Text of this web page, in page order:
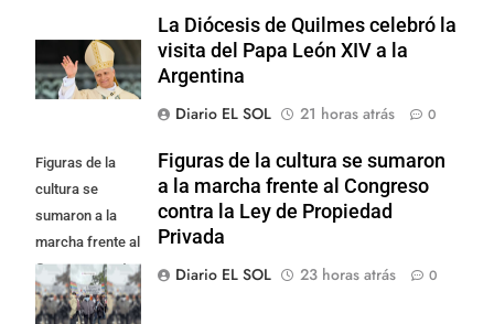
La Diócesis de Quilmes celebró la
visita del Papa León XIV a la
Argentina
Diario EL SOL
21 horas atrás 0
Figuras de la
cultura se
sumaron a la
marcha frente al
Congreso contra
la Ley de
Figuras de la cultura se sumaron
a la marcha frente al Congreso
contra la Ley de Propiedad
Privada
Diario EL SOL
23 horas atrás 0